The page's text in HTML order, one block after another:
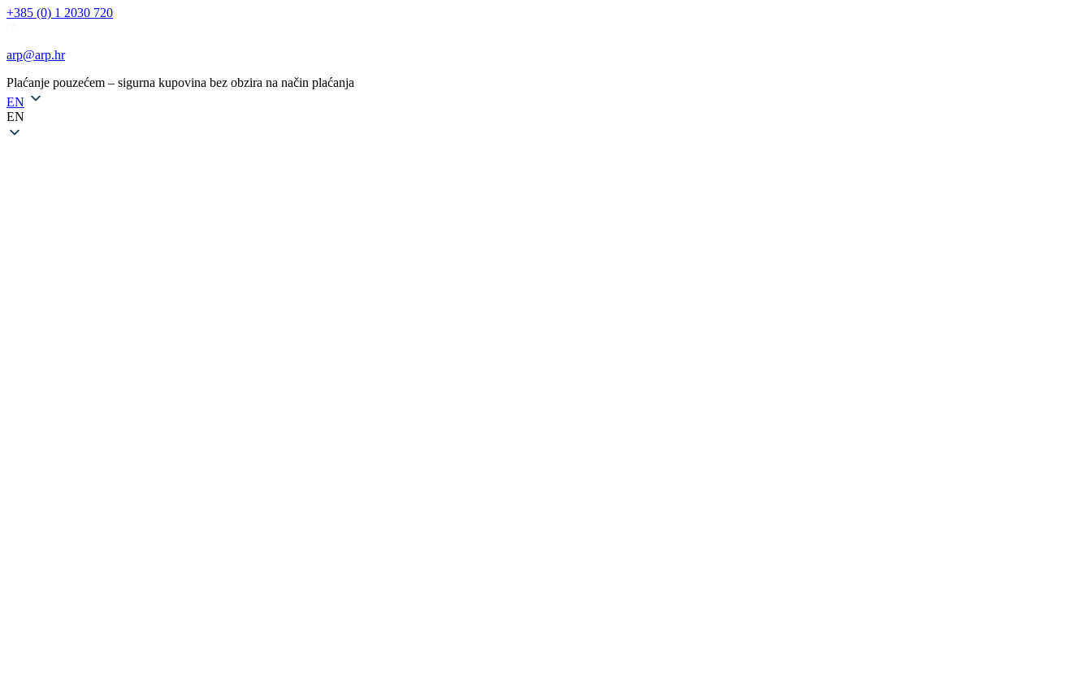
+385 (0) 1 2030 720
arp@arp.hr
Plaćanje pouzećem – sigurna kupovina bez obzira na način plaćanja
EN
EN